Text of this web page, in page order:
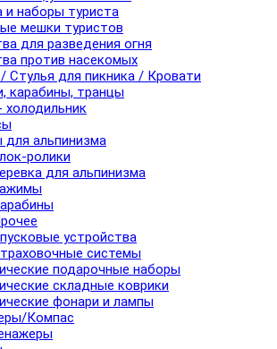
и наборы туриста
мешки туристов
для разведения огня
против насекомых
Стулья для пикника / Кровати
карабины, транцы
холодильник
для альпинизма
ролики
для альпинизма
устройства
системы
подарочные наборы
складные коврики
фонари и лампы
Компас